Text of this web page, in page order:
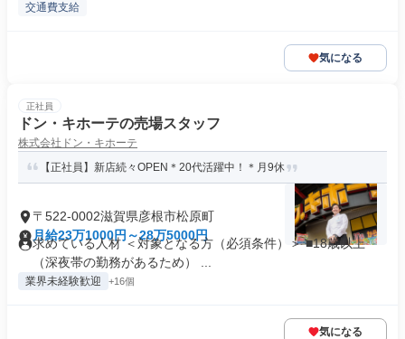
交通費支給
気になる
正社員
ドン・キホーテの売場スタッフ
株式会社ドン・キホーテ
【正社員】新店続々OPEN＊20代活躍中！＊月9休
〒522-0002滋賀県彦根市松原町
月給23万1000円～28万5000円
求めている人材 ＜対象となる方（必須条件）＞ ■18歳以上
（深夜帯の勤務があるため） ...
業界未経験歓迎 +16個
気になる